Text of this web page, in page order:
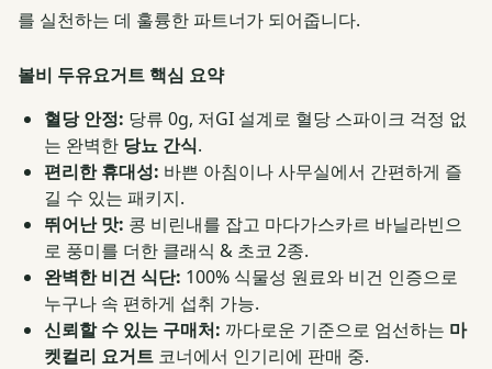
를 실천하는 데 훌륭한 파트너가 되어줍니다.
볼비 두유요거트 핵심 요약
혈당 안정: 당류 0g, 저GI 설계로 혈당 스파이크 걱정 없
는 완벽한 당뇨 간식.
편리한 휴대성: 바쁜 아침이나 사무실에서 간편하게 즐
길 수 있는 패키지.
뛰어난 맛: 콩 비린내를 잡고 마다가스카르 바닐라빈으
로 풍미를 더한 클래식 & 초코 2종.
완벽한 비건 식단: 100% 식물성 원료와 비건 인증으로
누구나 속 편하게 섭취 가능.
신뢰할 수 있는 구매처: 까다로운 기준으로 엄선하는 마
켓컬리 요거트 코너에서 인기리에 판매 중.